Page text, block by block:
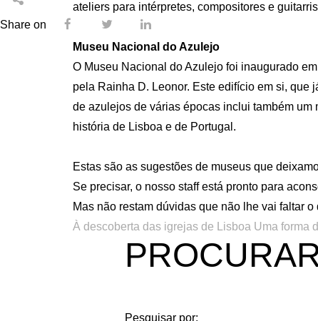
ateliers para intérpretes, compositores e
Museu Nacional do Azulejo
O Museu Nacional do Azulejo foi inaugurado
pela Rainha D. Leonor. Este edifício em si, que
de azulejos de várias épocas inclui também
história de Lisboa e de Portugal.
Estas são as sugestões de museus que
Se precisar, o nosso staff está pronto para
Mas não restam dúvidas que não lhe vai faltar
À descoberta das igrejas de Lisboa Uma forma
Pesquisar por:
Share on